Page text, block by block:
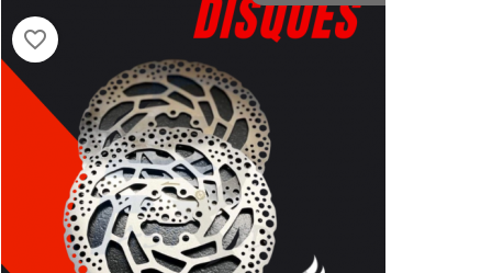
favorite_border